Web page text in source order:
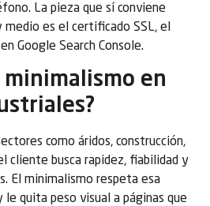
La pieza que sí conviene
medio es el certificado SSL, el
Google Search Console.
minimalismo en
como áridos, construcción,
cliente busca rapidez, fiabilidad y
El minimalismo respeta esa
le quita peso visual a páginas que